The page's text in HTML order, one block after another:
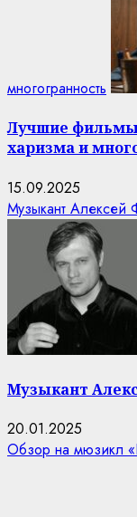
многогранность
Лучшие
харизма и
15.09.2025
Музыкант Алексей
Музыкант
20.01.2025
Обзор на мюзикл